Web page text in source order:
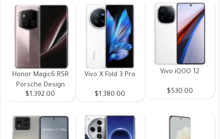
Vivo iQOO 12
$530.00
Vivo X Fold 3 Pro
$1,380.00
Honor Magic6 RSR
Porsche Design
$1,392.00